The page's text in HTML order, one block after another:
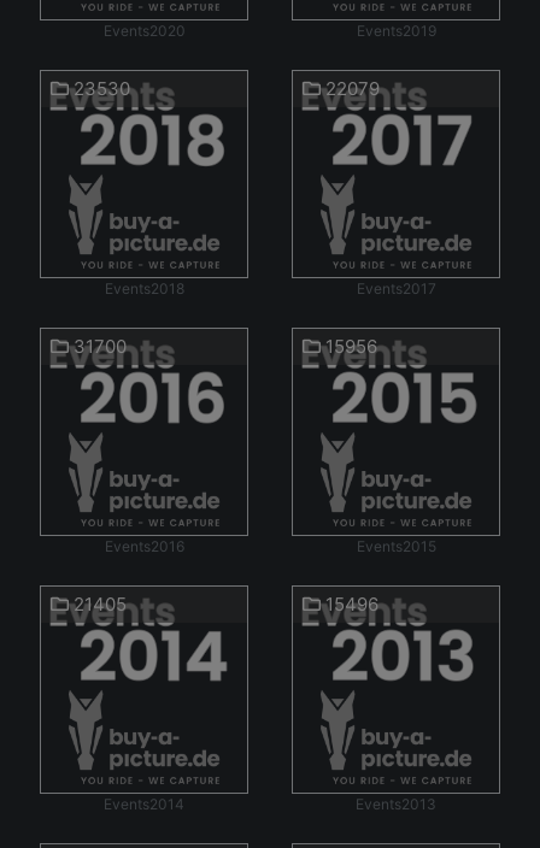
Events2020 Events2019
23530
Events2018
22079
Events2017
31700
Events2016
15956
Events2015
21405
Events2014
15496
Events2013